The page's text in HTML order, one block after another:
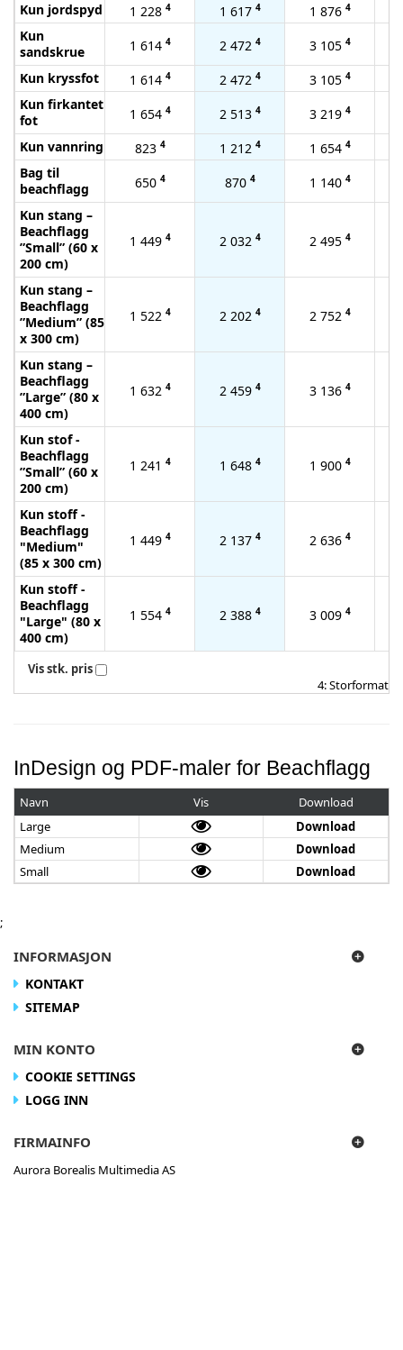
Kun jordspyd 1 228 4 1 617 4 1 876 4
Kun
sandskrue
1 614 4 2 472 4 3 105 4
Kun kryssfot
1 614 4 2 472 4 3 105 4
Kun firkantet
fot
1 654 4 2 513 4 3 219 4
Kun vannring
823 4 1 212 4 1 654 4
Bag til
beachflagg
650 4 870 4 1 140 4
Kun stang –
Beachflagg
”Small” (60 x
200 cm)
1 449 4 2 032 4 2 495 4
Kun stang –
Beachflagg
”Medium” (85
x 300 cm)
1 522 4 2 202 4 2 752 4
Kun stang –
Beachflagg
”Large” (80 x
400 cm)
1 632 4 2 459 4 3 136 4
Kun stof -
Beachflagg
”Small” (60 x
200 cm)
1 241 4 1 648 4 1 900 4
Kun stoff -
Beachflagg
"Medium"
(85 x 300 cm)
1 449 4 2 137 4 2 636 4
Kun stoff -
Beachflagg
"Large" (80 x
400 cm)
1 554 4 2 388 4 3 009 4
Vis stk. pris
4: Storformat
InDesign og PDF-maler for Beachflagg
Navn Vis
Download
Large
Download
Medium
Download
Small
Download
;
INFORMASJON
KONTAKT
SITEMAP
MIN KONTO
COOKIE SETTINGS
LOGG INN
FIRMAINFO
Aurora Borealis Multimedia AS